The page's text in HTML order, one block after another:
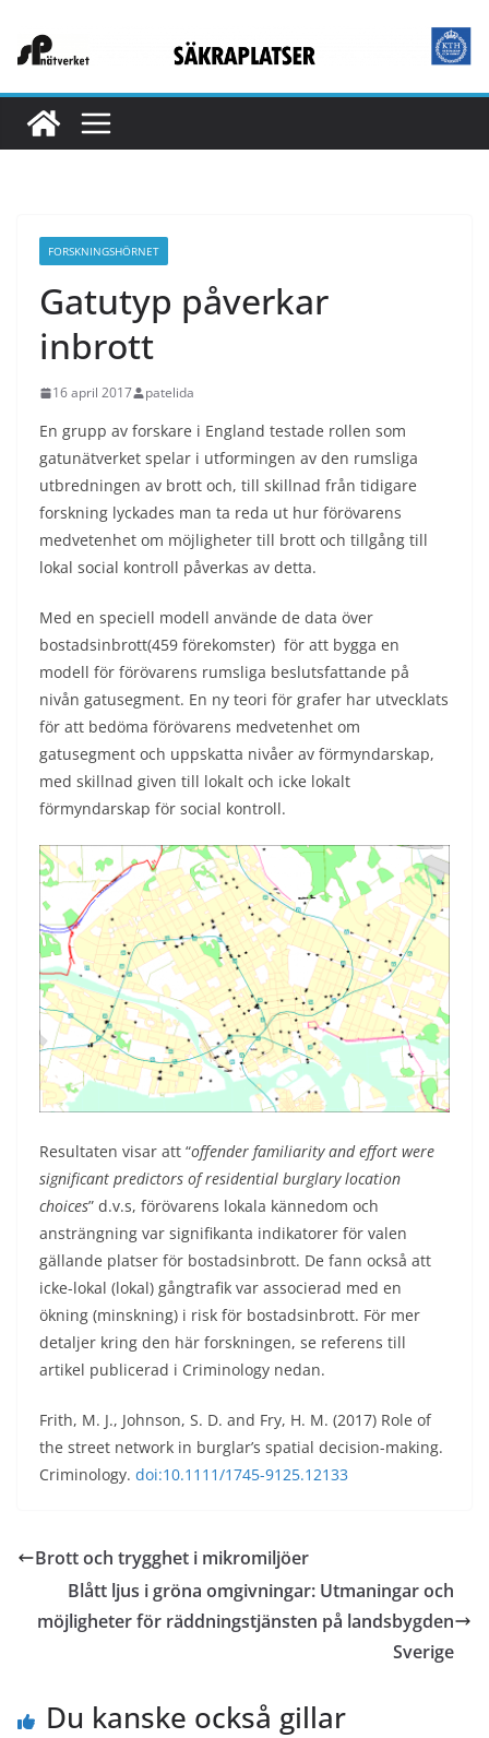
FORSKNINGSHÖRNET
Gatutyp påverkar
inbrott
16 april 2017 patelida
En grupp av forskare i England testade rollen som
gatunätverket spelar i utformingen av den rumsliga
utbredningen av brott och, till skillnad från tidigare
forskning lyckades man ta reda ut hur förövarens
medvetenhet om möjligheter till brott och tillgång till
lokal social kontroll påverkas av detta.
Med en speciell modell använde de data över
bostadsinbrott(459 förekomster) för att bygga en
modell för förövarens rumsliga beslutsfattande på
nivån gatusegment. En ny teori för grafer har utvecklats
för att bedöma förövarens medvetenhet om
gatusegment och uppskatta nivåer av förmyndarskap,
med skillnad given till lokalt och icke lokalt
förmyndarskap för social kontroll.
Resultaten visar att “offender familiarity and effort were
significant predictors of residential burglary location
choices” d.v.s, förövarens lokala kännedom och
ansträngning var signifikanta indikatorer för valen
gällande platser för bostadsinbrott. De fann också att
icke-lokal (lokal) gångtrafik var associerad med en
ökning (minskning) i risk för bostadsinbrott. För mer
detaljer kring den här forskningen, se referens till
artikel publicerad i Criminology nedan.
Frith, M. J., Johnson, S. D. and Fry, H. M. (2017) Role of
the street network in burglar’s spatial decision-making.
Criminology. doi:10.1111/1745-9125.12133
Brott och trygghet i mikromiljöer
Blått ljus i gröna omgivningar: Utmaningar och
möjligheter för räddningstjänsten på landsbygden
Sverige
Du kanske också gillar